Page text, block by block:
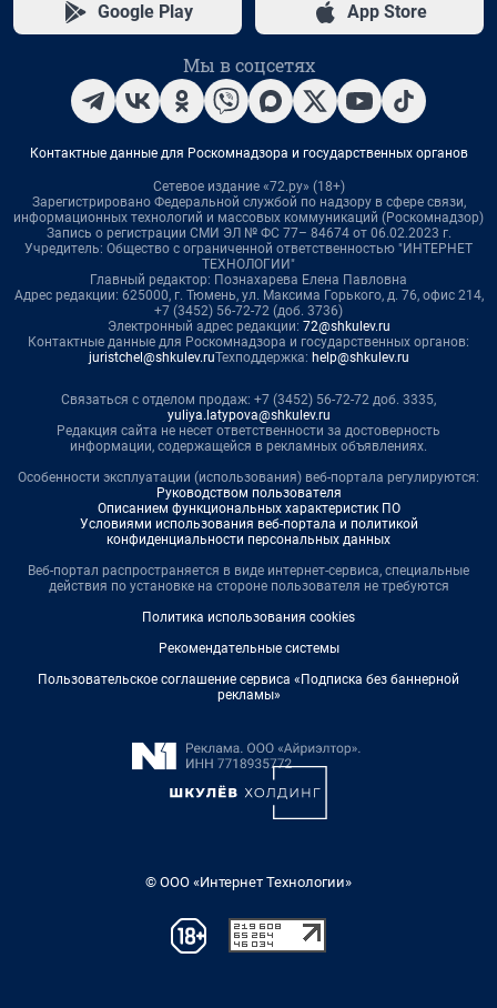
Google Play App Store
Мы в соцсетях
Контактные данные для Роскомнадзора и государственных органов
Сетевое издание «72.ру» (18+)
Зарегистрировано Федеральной службой по надзору в сфере связи,
информационных технологий и массовых коммуникаций (Роскомнадзор)
Запись о регистрации СМИ ЭЛ № ФС 77– 84674 от 06.02.2023 г.
Учредитель: Общество с ограниченной ответственностью "ИНТЕРНЕТ
ТЕХНОЛОГИИ"
Главный редактор: Познахарева Елена Павловна
Адрес редакции: 625000, г. Тюмень, ул. Максима Горького, д. 76, офис 214,
+7 (3452) 56-72-72 (доб. 3736)
Электронный адрес редакции: 72@shkulev.ru
Контактные данные для Роскомнадзора и государственных органов:
juristchel@shkulev.ruТехподдержка: help@shkulev.ru
Связаться с отделом продаж: +7 (3452) 56-72-72 доб. 3335,
yuliya.latypova@shkulev.ru
Редакция сайта не несет ответственности за достоверность
информации, содержащейся в рекламных объявлениях.
Особенности эксплуатации (использования) веб-портала регулируются:
Руководством пользователя
Описанием функциональных характеристик ПО
Условиями использования веб-портала и политикой
конфиденциальности персональных данных
Веб-портал распространяется в виде интернет-сервиса, специальные
действия по установке на стороне пользователя не требуются
Политика использования cookies
Рекомендательные системы
Пользовательское соглашение сервиса «Подписка без баннерной
рекламы»
© ООО «Интернет Технологии»